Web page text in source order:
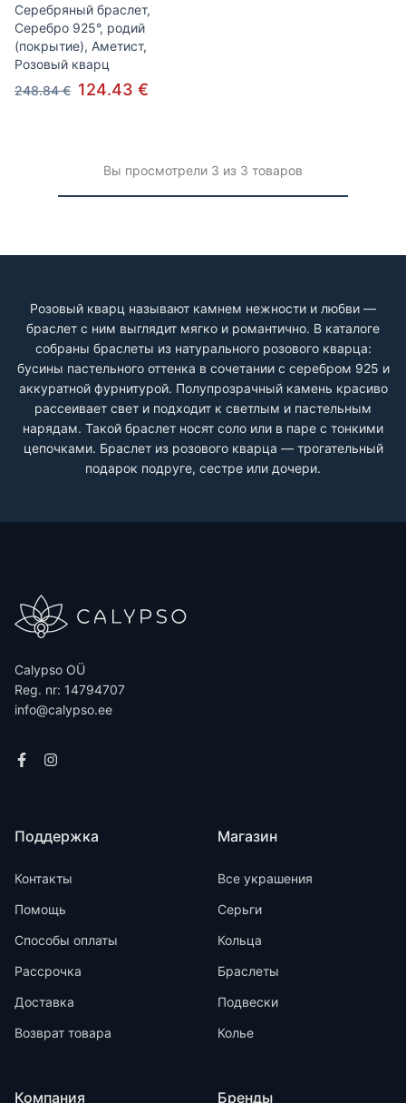
Розовый кварц называют камнем нежности и любви —
браслет с ним выглядит мягко и романтично. В каталоге
собраны браслеты из натурального розового кварца:
бусины пастельного оттенка в сочетании с серебром 925 и
аккуратной фурнитурой. Полупрозрачный камень красиво
рассеивает свет и подходит к светлым и пастельным
нарядам. Такой браслет носят соло или в паре с тонкими
цепочками. Браслет из розового кварца — трогательный
подарок подруге, сестре или дочери.
Серебряный браслет,
Серебро 925°, родий
(покрытие), Аметист,
Розовый кварц
248.84 € 124.43 €
Вы просмотрели 3 из 3 товаров
Calypso OÜ
Reg. nr: 14794707
info@calypso.ee
Поддержка
Контакты
Помощь
Способы оплаты
Рассрочка
Доставка
Возврат товара
Компания
Магазин
Все украшения
Серьги
Кольца
Браслеты
Подвески
Колье
Бренды